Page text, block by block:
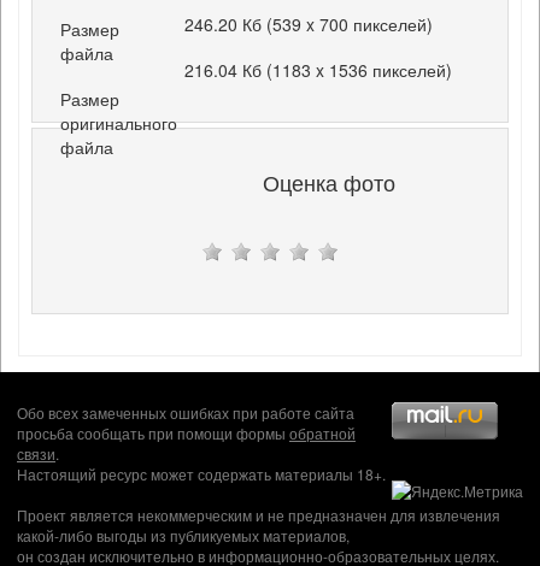
Размер
файла
246.20 Кб (539 x 700 пикселей)
Размер
оригинального
файла
216.04 Кб (1183 x 1536 пикселей)
Оценка фото
Обо всех замеченных ошибках при работе сайта
просьба сообщать при помощи формы обратной
связи.
Настоящий ресурс может содержать материалы 18+.
Проект является некоммерческим и не предназначен для извлечения
какой-либо выгоды из публикуемых материалов,
он создан исключительно в информационно-образовательных целях.